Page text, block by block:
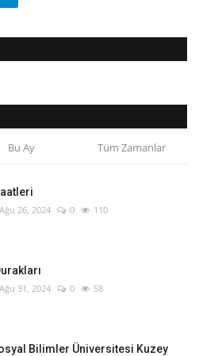
Bu Ay Tüm Zamanlar
Ağu 26, 2024 0 110
Ağu 31, 2024 0 58
Bilimler Üniversitesi Kuzey